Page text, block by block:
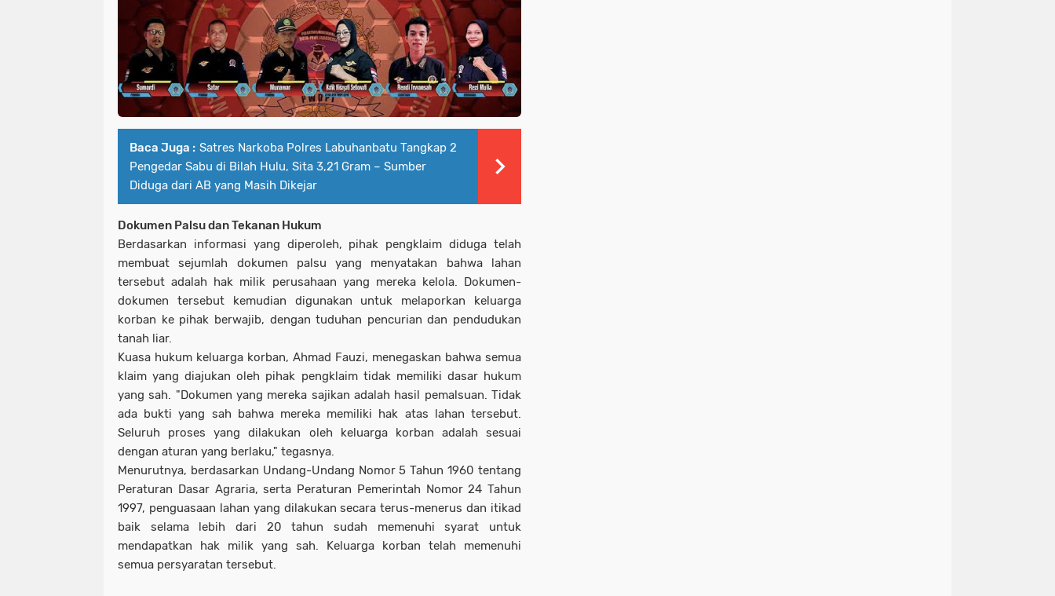
Baca Juga : Satres Narkoba Polres Labuhanbatu Tangkap 2
Pengedar Sabu di Bilah Hulu, Sita 3,21 Gram – Sumber
Diduga dari AB yang Masih Dikejar
Dokumen Palsu dan Tekanan Hukum
Berdasarkan informasi yang diperoleh, pihak pengklaim diduga telah
membuat sejumlah dokumen palsu yang menyatakan bahwa lahan
tersebut adalah hak milik perusahaan yang mereka kelola. Dokumen-
dokumen tersebut kemudian digunakan untuk melaporkan keluarga
korban ke pihak berwajib, dengan tuduhan pencurian dan pendudukan
tanah liar.
Kuasa hukum keluarga korban, Ahmad Fauzi, menegaskan bahwa semua
klaim yang diajukan oleh pihak pengklaim tidak memiliki dasar hukum
yang sah. "Dokumen yang mereka sajikan adalah hasil pemalsuan. Tidak
ada bukti yang sah bahwa mereka memiliki hak atas lahan tersebut.
Seluruh proses yang dilakukan oleh keluarga korban adalah sesuai
dengan aturan yang berlaku," tegasnya.
Menurutnya, berdasarkan Undang-Undang Nomor 5 Tahun 1960 tentang
Peraturan Dasar Agraria, serta Peraturan Pemerintah Nomor 24 Tahun
1997, penguasaan lahan yang dilakukan secara terus-menerus dan itikad
baik selama lebih dari 20 tahun sudah memenuhi syarat untuk
mendapatkan hak milik yang sah. Keluarga korban telah memenuhi
semua persyaratan tersebut.